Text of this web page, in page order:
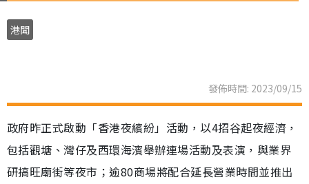
港聞
發佈時間: 2023/09/15
政府昨正式啟動「香港夜繽紛」活動，以4招谷起夜經濟，
包括觀塘、灣仔及西環海濱舉辦連場活動及表演，與業界
研搞旺廟街等夜市；逾80商場將配合延長營業時間並推出